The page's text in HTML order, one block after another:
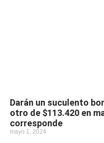
Darán un suculento
otro de $113.420 en
corresponde
mayo 1, 2024